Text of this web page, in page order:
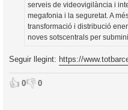
serveis de videovigilància i
megafonia i la seguretat. A
transformació i distribució
noves sotscentrals per
Seguir llegint: https://
👍 0👎 0